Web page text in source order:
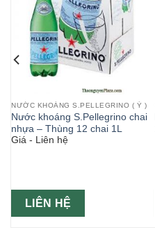
NƯỚC KHOÁNG S.PELLEGRINO ( Ý )
Nước khoáng S.Pellegrino chai
nhựa – Thùng 12 chai 1L
Giá - Liên hệ
LIÊN HỆ